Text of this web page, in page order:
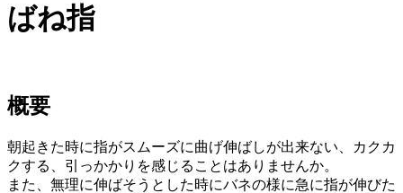
ばね指
概要
朝起きた時に指がスムーズに曲げ伸ばしが出来ない、カクカ
クする、引っかかりを感じることはありませんか。
また、無理に伸ばそうとした時にバネの様に急に指が伸びた